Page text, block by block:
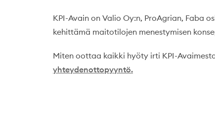
KPI-Avain on Valio Oy:n, ProAgrian, Faba
kehittämä maitotilojen menestymisen
Miten oottaa kaikki hyöty irti KPI-
yhteydenottopyyntö.